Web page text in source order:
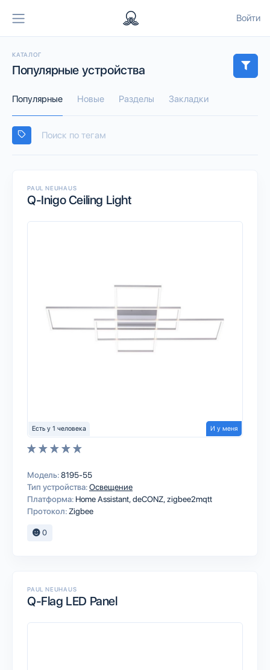
Войти
КАТАЛОГ
Популярные устройства
Популярные Новые Разделы Закладки
PAUL NEUHAUS
Q-Inigo Ceiling Light
Есть у 1 человека И у меня
Модель:8195-55
Тип устройства:Освещение
Платформа: Home AssistantdeCONZzigbee2mqtt
Протокол: Zigbee
0
PAUL NEUHAUS
Q-Flag LED Panel